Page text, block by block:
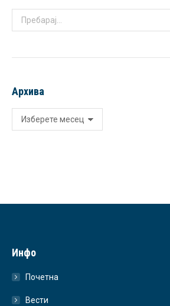
Search:
Архива
Архива
Инфо
Почетна
Вести